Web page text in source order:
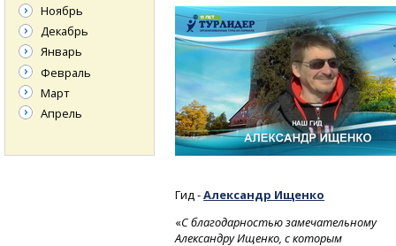
Гид -Александр Ищенко
«С благодарностью замечательному
Александру Ищенко, с которым
Ноябрь
Декабрь
Январь
Февраль
Март
Апрель